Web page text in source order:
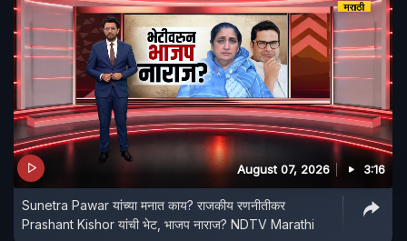
August 07, 2026 3:16
Sunetra Pawar यांच्या मनात काय? राजकीय रणनीतीकर
Prashant Kishor यांची भेट, भाजप नाराज? NDTV Marathi